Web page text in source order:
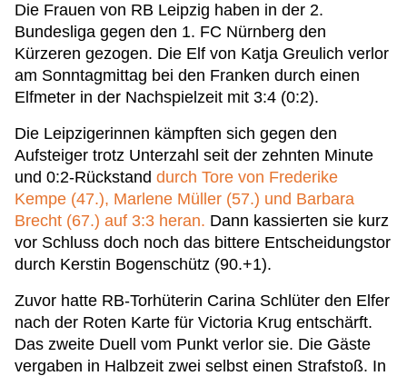
Die Frauen von RB Leipzig haben in der 2.
Bundesliga gegen den 1. FC Nürnberg den
Kürzeren gezogen. Die Elf von Katja Greulich verlor
am Sonntagmittag bei den Franken durch einen
Elfmeter in der Nachspielzeit mit 3:4 (0:2).
Die Leipzigerinnen kämpften sich gegen den
Aufsteiger trotz Unterzahl seit der zehnten Minute
und 0:2-Rückstand durch Tore von Frederike
Kempe (47.), Marlene Müller (57.) und Barbara
Brecht (67.) auf 3:3 heran. Dann kassierten sie kurz
vor Schluss doch noch das bittere Entscheidungstor
durch Kerstin Bogenschütz (90.+1).
Zuvor hatte RB-Torhüterin Carina Schlüter den Elfer
nach der Roten Karte für Victoria Krug entschärft.
Das zweite Duell vom Punkt verlor sie. Die Gäste
vergaben in Halbzeit zwei selbst einen Strafstoß. In